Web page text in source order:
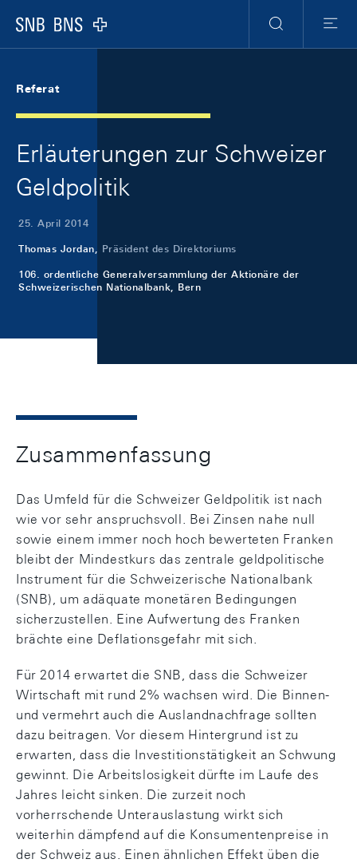
Logo
Suche
Menu
Referat
Erläuterungen zur Schweizer
Geldpolitik
25. April 2014
Thomas Jordan, Präsident des Direktoriums
106. ordentliche Generalversammlung der Aktionäre der
Schweizerischen Nationalbank, Bern
Zusammenfassung
Das Umfeld für die Schweizer Geldpolitik ist nach
wie vor sehr anspruchsvoll. Bei Zinsen nahe null
sowie einem immer noch hoch bewerteten Franken
bleibt der Mindestkurs das zentrale geldpolitische
Instrument für die Schweizerische Nationalbank
(SNB), um adäquate monetären Bedingungen
sicherzustellen. Eine Aufwertung des Franken
brächte eine Deflationsgefahr mit sich.
Für 2014 erwartet die SNB, dass die Schweizer
Wirtschaft mit rund 2% wachsen wird. Die Binnen-
und vermehrt auch die Auslandnachfrage sollten
dazu beitragen. Vor diesem Hintergrund ist zu
erwarten, dass die Investitionstätigkeit an Schwung
gewinnt. Die Arbeitslosigkeit dürfte im Laufe des
Jahres leicht sinken. Die zurzeit noch
vorherrschende Unterauslastung wirkt sich
weiterhin dämpfend auf die Konsumentenpreise in
der Schweiz aus. Einen ähnlichen Effekt üben die